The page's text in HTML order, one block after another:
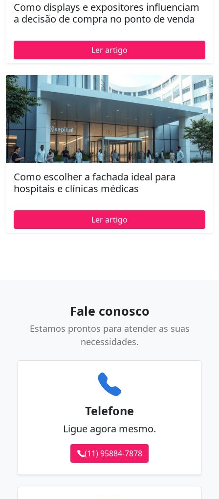
Como displays e expositores influenciam
a decisão de compra no ponto de venda
Ler artigo
Como escolher a fachada ideal para
hospitais e clínicas médicas
Ler artigo
Fale conosco
Estamos prontos para atender as suas
necessidades.
Telefone
Ligue agora mesmo.
(11) 95884-7878